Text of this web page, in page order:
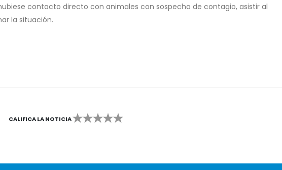
contacto directo con animales con sospecha de contagio, asistir al
la situación.
CALIFICA LA NOTICIA
1 2 3 4 5